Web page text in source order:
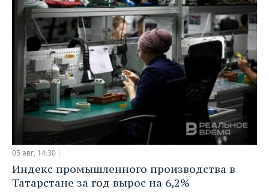
05 авг, 14:30
Индекс промышленного производства в
Татарстане за год вырос на 6,2%